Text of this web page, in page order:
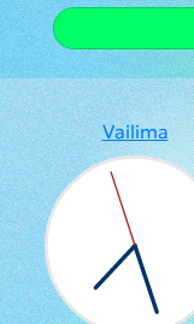
Vailima